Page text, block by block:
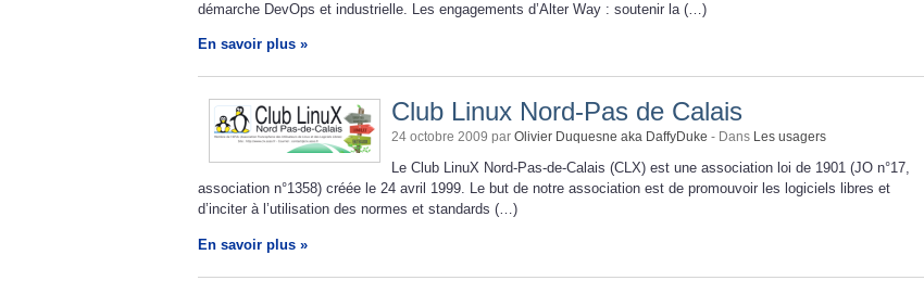
démarche DevOps et industrielle. Les engagements d’Alter Way : soutenir la (…)
En savoir plus »
Club Linux Nord-Pas de Calais
24 octobre 2009 par Olivier Duquesne aka DaffyDuke - Dans Les usagers
Le Club LinuX Nord-Pas-de-Calais (CLX) est une association loi de 1901 (JO n°17,
association n°1358) créée le 24 avril 1999. Le but de notre association est de promouvoir les logiciels libres et
d’inciter à l’utilisation des normes et standards (…)
En savoir plus »